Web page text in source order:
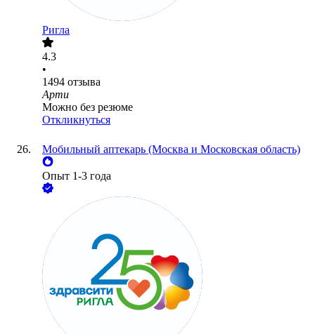
Ригла
4.3
•
1494 отзыва
Арти
Можно без резюме
Откликнуться
Мобильный аптекарь (Москва и Московская область)
Опыт 1-3 года